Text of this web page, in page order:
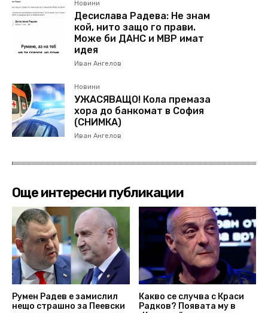
Новини
Десислава Радева: Не знам
кой, нито защо го прави.
Може би ДАНС и МВР имат
идея
Иван Ангелов
Новини
УЖАСЯВАЩО! Кола премаза
хора до банкомат в София
(СНИМКА)
Иван Ангелов
Още интересни публикации
Румен Радев е замислил
нещо страшно за Пеевски
Какво се случва с Краси
Радков? Появата му в